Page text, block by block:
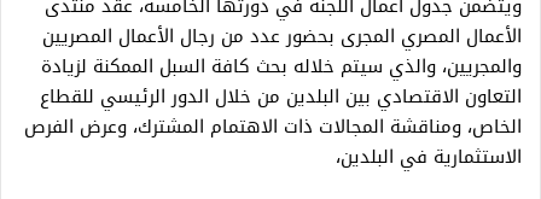
الأعمال المصري المجرى بحضور عدد من رجال الأعمال المصريين
والمجريين، والذي سيتم خلاله بحث كافة السبل الممكنة لزيادة
التعاون الاقتصادي بين البلدين من خلال الدور الرئيسي للقطاع
الخاص، ومناقشة المجالات ذات الاهتمام المشترك، وعرض الفرص
الاستثمارية في البلدين،